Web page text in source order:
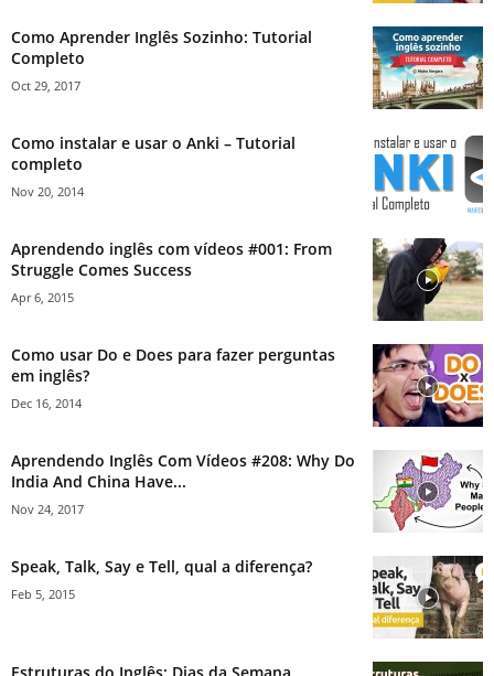
Como Aprender Inglês Sozinho: Tutorial
Completo
Oct 29, 2017
Como instalar e usar o Anki – Tutorial
completo
Nov 20, 2014
Aprendendo inglês com vídeos #001: From
Struggle Comes Success
Apr 6, 2015
Como usar Do e Does para fazer perguntas
em inglês?
Dec 16, 2014
Aprendendo Inglês Com Vídeos #208: Why Do
India And China Have...
Nov 24, 2017
Speak, Talk, Say e Tell, qual a diferença?
Feb 5, 2015